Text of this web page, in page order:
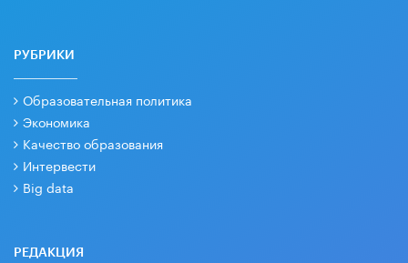
РУБРИКИ
Образовательная политика
Экономика
Качество образования
Интервести
Big data
РЕДАКЦИЯ